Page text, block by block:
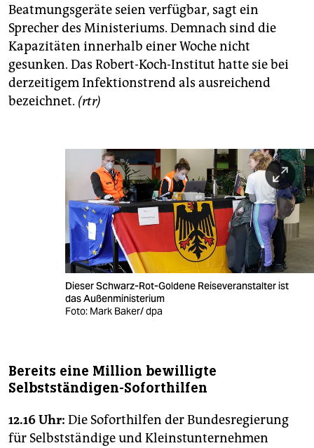
Beatmungsgeräte seien verfügbar, sagt ein
Sprecher des Ministeriums. Demnach sind die
Kapazitäten innerhalb einer Woche nicht
gesunken. Das Robert-Koch-Institut hatte sie bei
derzeitigem Infektionstrend als ausreichend
bezeichnet. (rtr)
Dieser Schwarz-Rot-Goldene Reiseveranstalter ist
das Außenministerium
Foto: Mark Baker/ dpa
Bereits eine Million bewilligte
Selbstständigen-Soforthilfen
12.16 Uhr: Die Soforthilfen der Bundesregierung
für Selbstständige und Kleinstunternehmen